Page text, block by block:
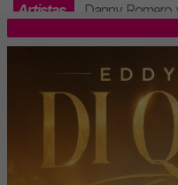
Artistas Danny Romero